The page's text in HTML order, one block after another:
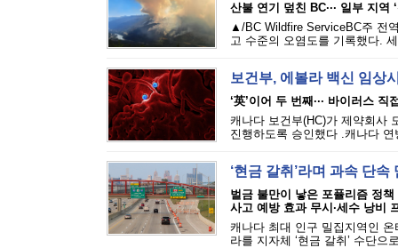
산불 연기 덮친 BC··· 일부 지역
▲/BC Wildfire ServiceBC주 전
고 수준의 오염도를 기록했다.
보건부, 에볼라 백신 임상
‘英’이어 두 번째··· 바이러스
캐나다 보건부(HC)가 제약회사
진행하도록 승인했다 .캐나다
‘현금 갈취’라며 과속 단
벌금 불만이 낳은 포퓰리즘 정책
사고 예방 효과 무시·세수 낭비
캐나다 최대 인구 밀집지역인
라를 지자체 ‘현금 갈취’ 수단